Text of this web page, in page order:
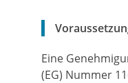
Eine
(EG) Nummer